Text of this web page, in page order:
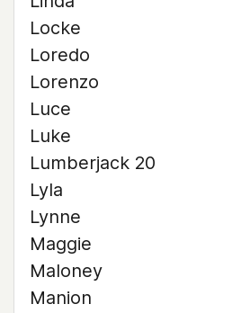
Locke
Loredo
Lorenzo
Luce
Luke
Lumberjack 20
Lyla
Lynne
Maggie
Maloney
Manion